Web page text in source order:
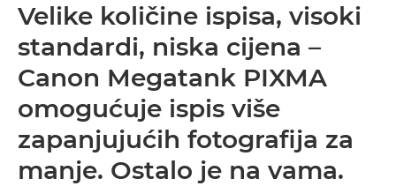
Velike količine ispisa, visoki
standardi, niska cijena –
Canon Megatank PIXMA
omogućuje ispis više
zapanjujućih fotografija za
manje. Ostalo je na vama.